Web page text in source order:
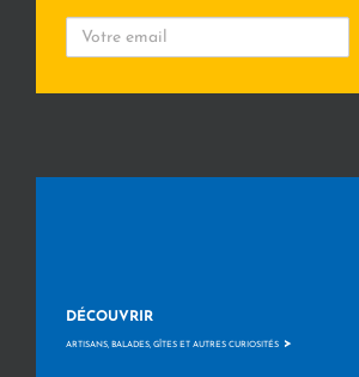
DÉCOUVRIR
ARTISANS, BALADES, GÎTES ET AUTRES CURIOSITÉS >